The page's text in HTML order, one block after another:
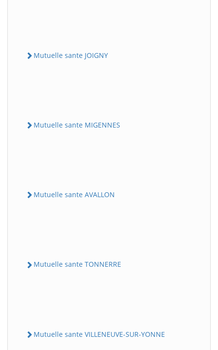
Mutuelle sante JOIGNY
Mutuelle sante MIGENNES
Mutuelle sante AVALLON
Mutuelle sante TONNERRE
Mutuelle sante VILLENEUVE-SUR-YONNE